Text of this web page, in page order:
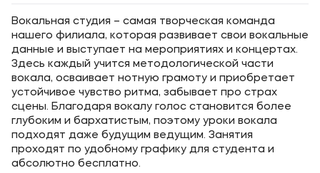
Студентам
Выпускникам
Карьера
Уровни образования
Среднее профессиональное образование
Вокальная студия – самая творческая команда
нашего филиала, которая развивает свои вокальные
данные и выступает на мероприятиях и концертах.
Здесь каждый учится методологической части
вокала, осваивает нотную грамоту и приобретает
устойчивое чувство ритма, забывает про страх
сцены. Благодаря вокалу голос становится более
глубоким и бархатистым, поэтому уроки вокала
подходят даже будущим ведущим. Занятия
проходят по удобному графику для студента и
абсолютно бесплатно.